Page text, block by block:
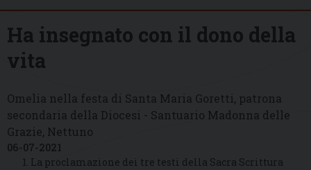
Ha insegnato con il dono della
vita
Omelia nella festa di Santa Maria Goretti, patrona
secondaria della Diocesi - Santuario Madonna delle
Grazie, Nettuno
06-07-2021
La proclamazione dei tre testi della Sacra Scrittura